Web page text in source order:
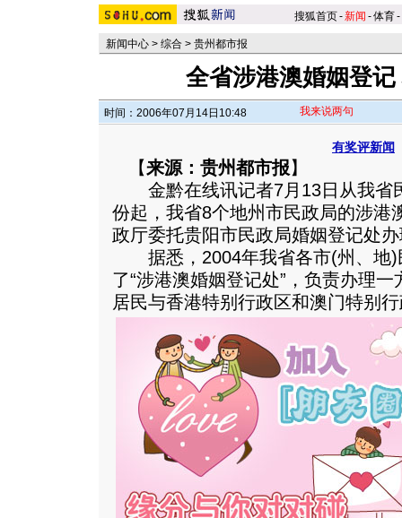
搜狐首页-新闻 -体育-
新闻中心 > 综合 > 贵州都市报
全省涉港澳婚姻登
时间：2006年07月14日10:48 我来说两句
有奖评新闻
【来源：贵州都市报】
金黔在线讯记者7月13日从我省
份起，我省8个地州市民政局的涉港
政厅委托贵阳市民政局婚姻登记处
据悉，2004年我省各市(州、地)
了“涉港澳婚姻登记处”，负责办理
居民与香港特别行政区和澳门特别